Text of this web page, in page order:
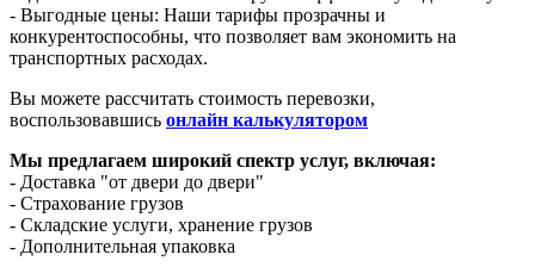
- Выгодные цены: Наши тарифы прозрачны и
конкурентоспособны, что позволяет вам экономить на
транспортных расходах.
Вы можете рассчитать стоимость перевозки,
воспользовавшись онлайн калькулятором
Мы предлагаем широкий спектр услуг, включая:
- Доставка "от двери до двери"
- Страхование грузов
- Складские услуги, хранение грузов
- Дополнительная упаковка